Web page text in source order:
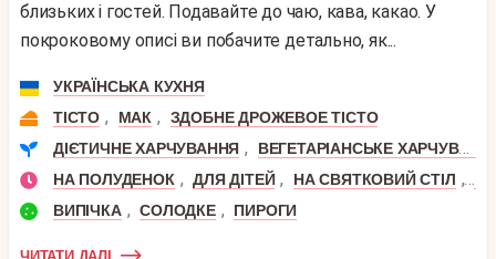
близьких і гостей. Подавайте до чаю, кава, какао. У
покроковому описі ви побачите детально, як...
УКРАЇНСЬКА КУХНЯ
ТІСТО , МАК ,
ЗДОБНЕ ДРОЖЕВОЕ ТІСТО
ДІЄТИЧНЕ ХАРЧУВАННЯ ,
ВЕГЕТАРІАНСЬКЕ ХАРЧУВАННЯ
НА ПОЛУДЕНОК , ДЛЯ ДІТЕЙ , НА СВЯТКОВИЙ СТІЛ ,
ВИПІЧКА , СОЛОДКЕ , ПИРОГИ
ЧИТАТИ ДАЛІ